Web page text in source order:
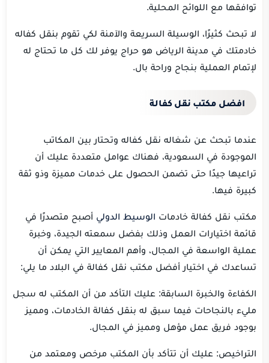
توافقها مع اللوائح المحلية.
لا تبحث كثيرًا، الوسيلة السريعة والآمنة لكي تقوم بنقل كفاله
خادمتك في مدينة الرياض هو حراج يوفر لك كل ما تحتاج له
لإتمام العملية بنجاح وراحة بال.
افضل مكتب نقل كفالة
عندما تبحث عن شغاله نقل كفاله وتحتار بين المكاتب
الموجودة في السعودية، فهناك عوامل متعددة عليك أن
تراعيها جيدًا حتى تضمن الحصول على خدمات مميزة وذو ثقة
كبيرة فيها.
مكتب نقل كفالة خادمات الوسيط الدولي أصبح متصدرًا في
قائمة اختيارات العمل وذلك بفضل سمعته الجيدة، وخبرة
عملية الواسعة في المجال، وأهم المعايير التي يمكن أن
تساعدك في اختيار أفضل مكتب نقل كفالة في البلاد ما يلي:
الكفاءة والخبرة السابقة: عليك التأكد من أن المكتب له سجل
مليء بالنجاحات فيما سبق له بنقل كفالة الخادمات، ومميز
بوجود فريق عمل مؤهل ومميز في المجال.
التراخيص: عليك أن تتأكد بأن المكتب مرخص ومعتمد من